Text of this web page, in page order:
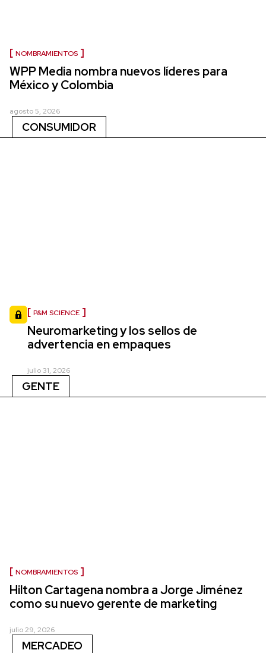
NOMBRAMIENTOS
WPP Media nombra nuevos líderes para
México y Colombia
agosto 5, 2026
CONSUMIDOR
P&M SCIENCE
Neuromarketing y los sellos de
advertencia en empaques
julio 31, 2026
GENTE
NOMBRAMIENTOS
Hilton Cartagena nombra a Jorge Jiménez
como su nuevo gerente de marketing
julio 29, 2026
MERCADEO